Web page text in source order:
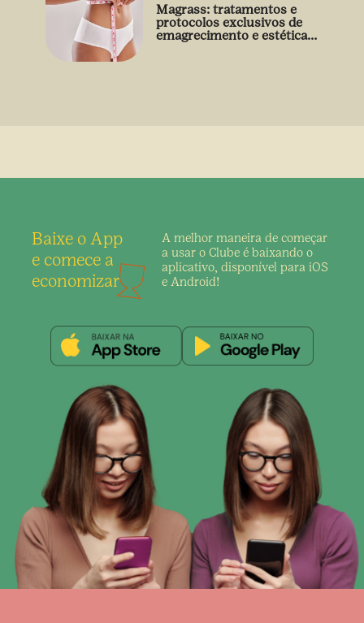
Magrass: tratamentos e
protocolos exclusivos de
emagrecimento e estética
Baixe o App
e comece a
economizar
A melhor maneira de começar
a usar o Clube é baixando o
aplicativo, disponível para iOS
e Android!